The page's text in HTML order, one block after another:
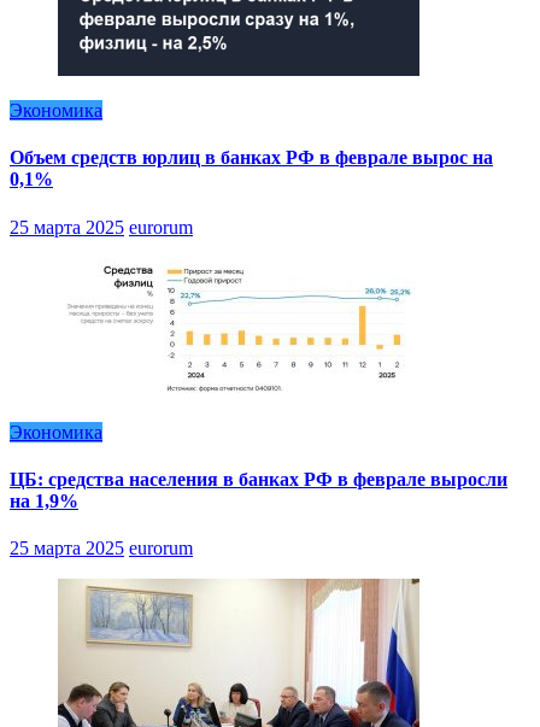
Экономика
Объем средств юрлиц в банках РФ в феврале вырос на
0,1%
25 марта 2025 eurorum
Экономика
ЦБ: средства населения в банках РФ в феврале выросли
на 1,9%
25 марта 2025 eurorum